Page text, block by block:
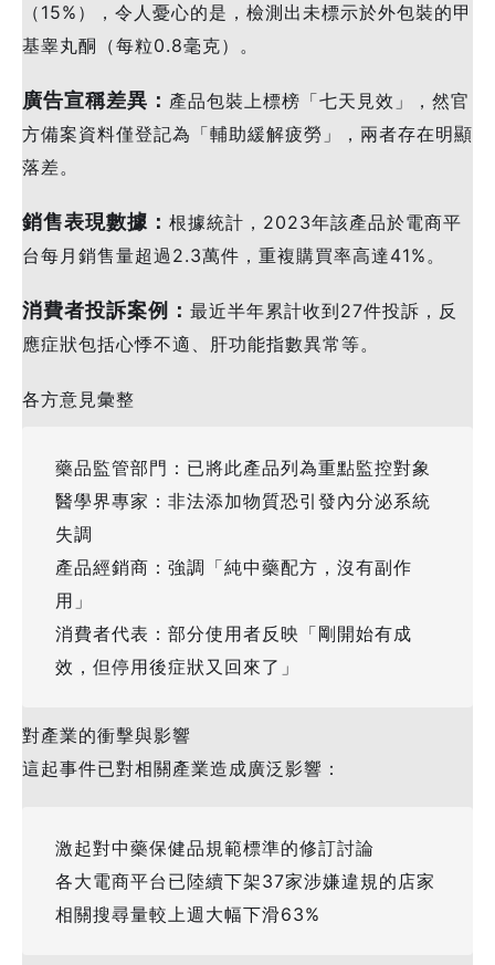
（15%），令人憂心的是，檢測出未標示於外包裝的甲
基睾丸酮（每粒0.8毫克）。
廣告宣稱差異： 產品包裝上標榜「七天見效」，然官
方備案資料僅登記為「輔助緩解疲勞」，兩者存在明顯
落差。
銷售表現數據： 根據統計，2023年該產品於電商平
台每月銷售量超過2.3萬件，重複購買率高達41%。
消費者投訴案例： 最近半年累計收到27件投訴，反
應症狀包括心悸不適、肝功能指數異常等。
各方意見彙整
藥品監管部門：已將此產品列為重點監控對象
醫學界專家：非法添加物質恐引發內分泌系統
失調
產品經銷商：強調「純中藥配方，沒有副作
用」
消費者代表：部分使用者反映「剛開始有成
效，但停用後症狀又回來了」
對產業的衝擊與影響
這起事件已對相關產業造成廣泛影響：
激起對中藥保健品規範標準的修訂討論
各大電商平台已陸續下架37家涉嫌違規的店家
相關搜尋量較上週大幅下滑63%